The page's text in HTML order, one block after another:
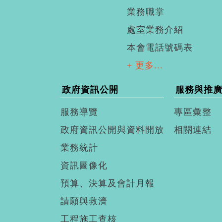
業務職掌
處室業務介紹
本會電話號碼表
+ 更多...
政府資訊公開
服務導覽
政府資訊公開與資料開放
業務統計
資訊圖像化
預算、決算及會計月報
請願與救濟
工程施工查核
服務與推廣
專區彙整
相關連結